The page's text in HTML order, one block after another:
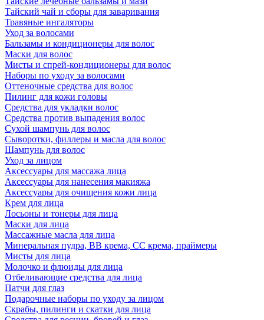
Тайский чай и сборы для заваривания
Травяные ингаляторы
Уход за волосами
Бальзамы и кондиционеры для волос
Маски для волос
Мисты и спрей-кондиционеры для волос
Наборы по уходу за волосами
Оттеночные средства для волос
Пилинг для кожи головы
Средства для укладки волос
Средства против выпадения волос
Сухой шампунь для волос
Сыворотки, филлеры и масла для волос
Шампунь для волос
Уход за лицом
Аксессуары для массажа лица
Аксессуары для нанесения макияжа
Аксессуары для очищения кожи лица
Крем для лица
Лосьоны и тонеры для лица
Маски для лица
Массажные масла для лица
Минеральная пудра, BB крема, СС крема, праймеры
Мисты для лица
Молочко и флюиды для лица
Отбеливающие средства для лица
Патчи для глаз
Подарочные наборы по уходу за лицом
Скрабы, пилинги и скатки для лица